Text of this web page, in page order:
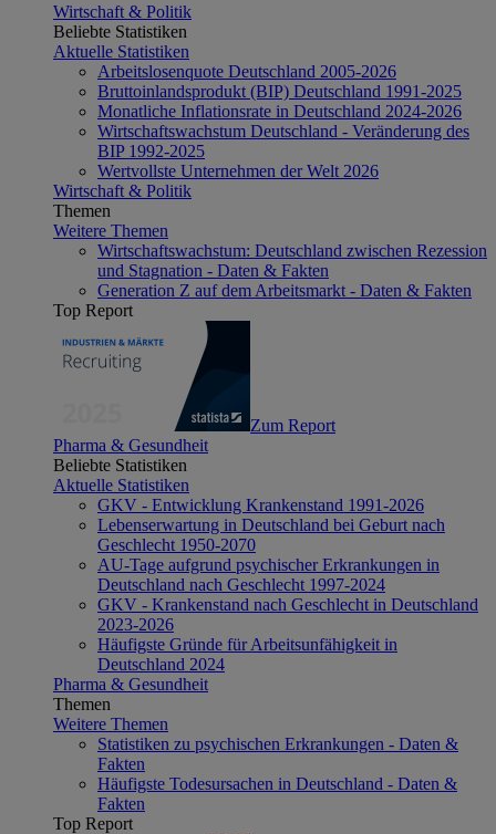
Wirtschaft & Politik
Beliebte Statistiken
Aktuelle Statistiken
Arbeitslosenquote Deutschland 2005-2026
Bruttoinlandsprodukt (BIP) Deutschland 1991-2025
Monatliche Inflationsrate in Deutschland 2024-2026
Wirtschaftswachstum Deutschland - Veränderung des
BIP 1992-2025
Wertvollste Unternehmen der Welt 2026
Wirtschaft & Politik
Themen
Weitere Themen
Wirtschaftswachstum: Deutschland zwischen Rezession
und Stagnation - Daten & Fakten
Generation Z auf dem Arbeitsmarkt - Daten & Fakten
Top Report
Zum Report
Pharma & Gesundheit
Beliebte Statistiken
Aktuelle Statistiken
GKV - Entwicklung Krankenstand 1991-2026
Lebenserwartung in Deutschland bei Geburt nach
Geschlecht 1950-2070
AU-Tage aufgrund psychischer Erkrankungen in
Deutschland nach Geschlecht 1997-2024
GKV - Krankenstand nach Geschlecht in Deutschland
2023-2026
Häufigste Gründe für Arbeitsunfähigkeit in
Deutschland 2024
Pharma & Gesundheit
Themen
Weitere Themen
Statistiken zu psychischen Erkrankungen - Daten &
Fakten
Häufigste Todesursachen in Deutschland - Daten &
Fakten
Top Report